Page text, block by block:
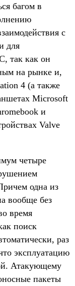
багом в
с
для
так как он
на рынке и,
4 (а также
Microsoft
и
Valve
четыре
одна из
вообще без
время
поиск
раз
эксплуатацию
Атакующему
пакеты